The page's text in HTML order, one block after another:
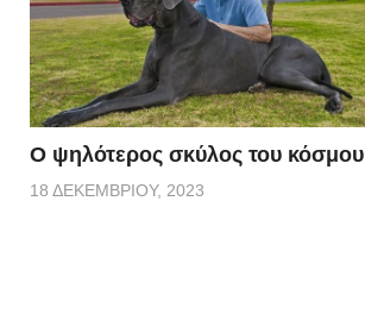
Ο ψηλότερος σκύλος του κόσμου
18 ΔΕΚΕΜΒΡΊΟΥ, 2023